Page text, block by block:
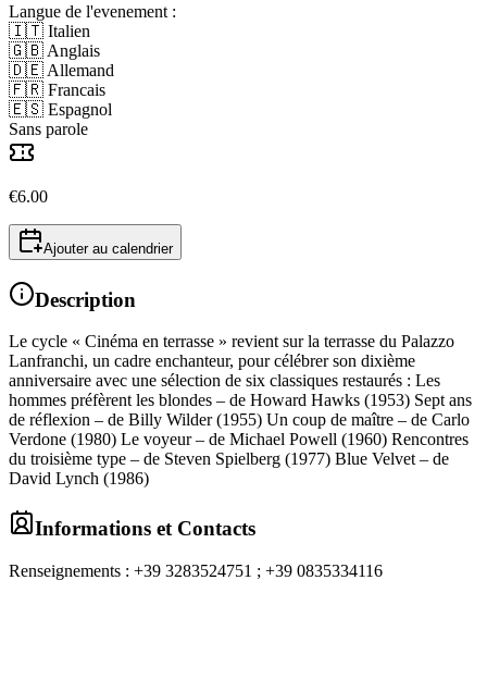
Langue de l'evenement :
🇮🇹 Italien
🇬🇧 Anglais
🇩🇪 Allemand
🇫🇷 Francais
🇪🇸 Espagnol
Sans parole
€6.00
Ajouter au calendrier
Description
Le cycle « Cinéma en terrasse » revient sur la terrasse du Palazzo
Lanfranchi, un cadre enchanteur, pour célébrer son dixième
anniversaire avec une sélection de six classiques restaurés : Les
hommes préfèrent les blondes – de Howard Hawks (1953) Sept ans
de réflexion – de Billy Wilder (1955) Un coup de maître – de Carlo
Verdone (1980) Le voyeur – de Michael Powell (1960) Rencontres
du troisième type – de Steven Spielberg (1977) Blue Velvet – de
David Lynch (1986)
Informations et Contacts
Renseignements : +39 3283524751 ; +39 0835334116